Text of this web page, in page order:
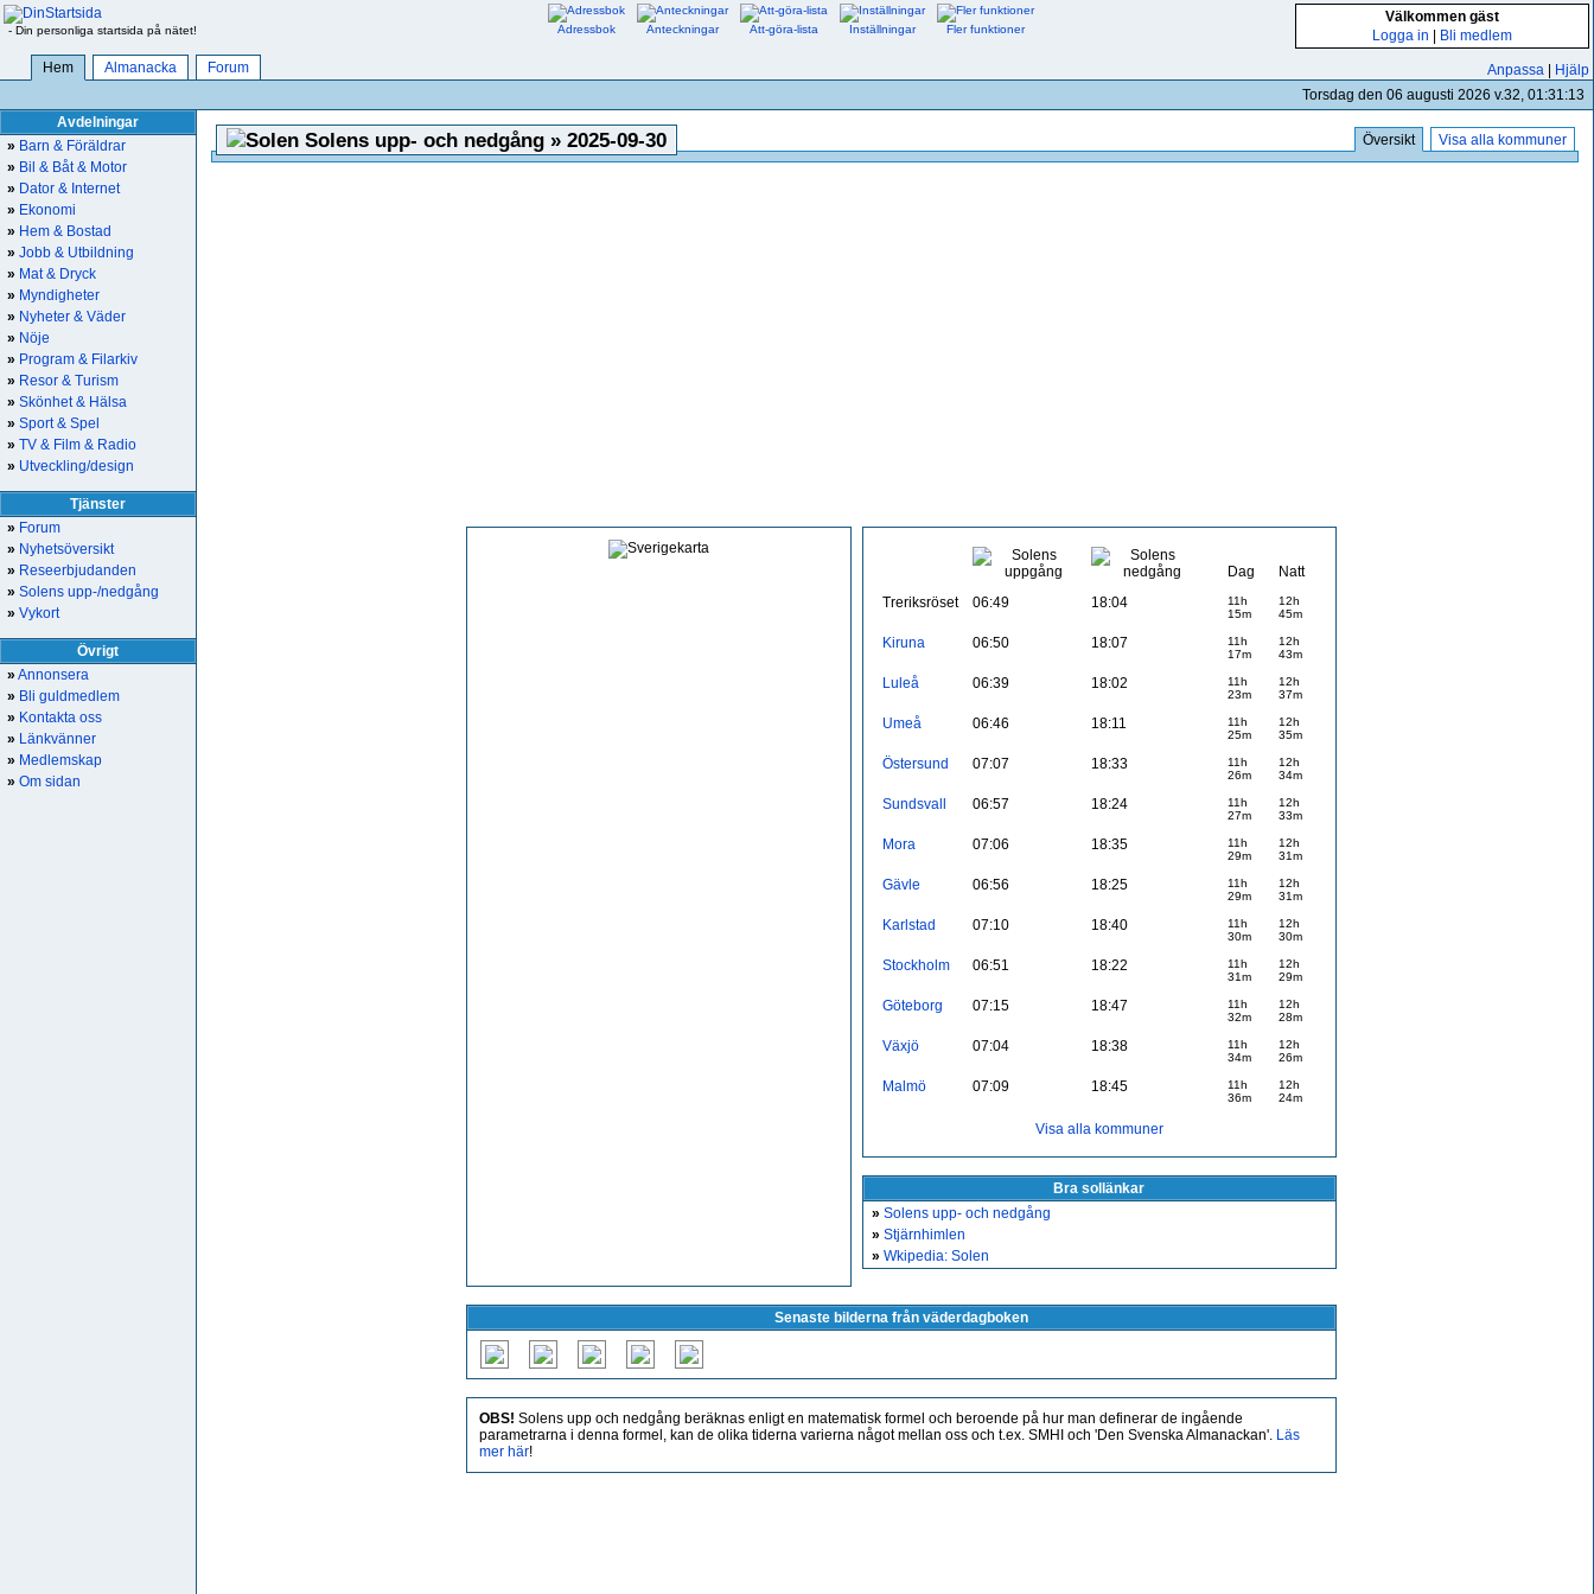
- Din personliga startsida på nätet! Adressbok Anteckningar Att-göra-lista Inställningar Fler funktioner
Välkommen gäst
Logga in
Bli medlem
Anpassa Hjälp
Hem Almanacka
Forum
Torsdag den 06 augusti 2026 v.32, 01:31:13
Avdelningar
» Barn & Föräldrar
» Bil & Båt & Motor
» Dator & Internet
» Ekonomi
» Hem & Bostad
» Jobb & Utbildning
» Mat & Dryck
» Myndigheter
» Nyheter & Väder
» Nöje
» Program & Filarkiv
» Resor & Turism
» Skönhet & Hälsa
» Sport & Spel
» TV & Film & Radio
» Utveckling/design
Tjänster
» Forum
» Nyhetsöversikt
» Reseerbjudanden
» Solens upp-/nedgång
» Vykort
Övrigt
» Annonsera
» Bli guldmedlem
» Kontakta oss
» Länkvänner
» Medlemskap
» Om sidan
Solens upp- och nedgång » 2025-09-30 Visa alla kommuner
Översikt
Dag
Natt
Treriksröset
06:49 18:04
11h
15m
12h
45m
Kiruna 06:50 18:07
11h
17m
12h
43m
Luleå 06:39 18:02
11h
23m
12h
37m
Umeå 06:46 18:11
11h
25m
12h
35m
Östersund 07:07 18:33
11h
26m
12h
34m
Sundsvall 06:57 18:24
11h
27m
12h
33m
Mora 07:06 18:35
11h
29m
12h
31m
Gävle 06:56 18:25
11h
29m
12h
31m
Karlstad 07:10 18:40
11h
30m
12h
30m
Stockholm 06:51 18:22
11h
31m
12h
29m
Göteborg 07:15 18:47
11h
32m
12h
28m
Växjö 07:04 18:38
11h
34m
12h
26m
Malmö 07:09 18:45
11h
36m
12h
24m
Visa alla kommuner
Bra sollänkar
» Solens upp- och nedgång
» Stjärnhimlen
» Wkipedia: Solen
Senaste bilderna från väderdagboken
OBS! Solens upp och nedgång beräknas enligt en matematisk formel och beroende på hur man definerar de ingående
parametrarna i denna formel, kan de olika tiderna varierna något mellan oss och t.ex. SMHI och 'Den Svenska Almanackan'. Läs
mer här!